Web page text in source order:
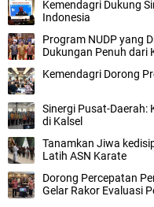
Kemendagri Dukung
Indonesia
Program NUDP yang
Dukungan Penuh dari
Kemendagri Dorong
Sinergi Pusat-Daerah:
di Kalsel
Tanamkan Jiwa
Latih ASN Karate
Dorong Percepatan
Gelar Rakor Evaluasi